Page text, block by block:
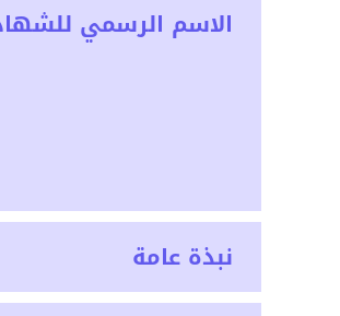
الاسم الرسمي
نبذة عامة